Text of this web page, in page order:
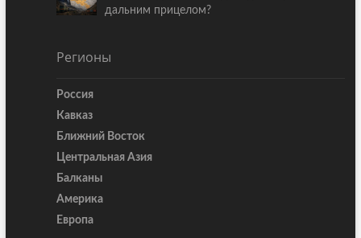
дальним прицелом?
Регионы
Россия
Кавказ
Ближний Восток
Центральная Азия
Балканы
Америка
Европа